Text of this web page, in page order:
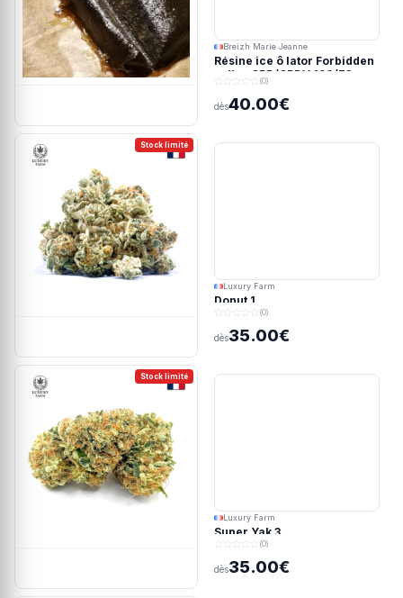
Breizh Marie Jeanne
Résine ice ô lator Forbidden
valley CBD/CBDV 190/73u
(0)
dès40.00€
Stock limité
Luxury Farm
Donut 1
(0)
dès35.00€
Stock limité
Luxury Farm
Super Yak 3
(0)
dès35.00€